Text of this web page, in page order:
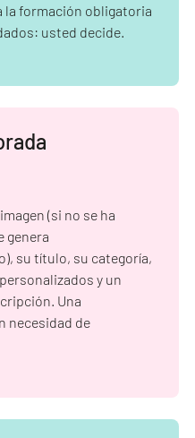
la formación obligatoria
usted decide.
(si no se ha
genera
su título, su categoría,
y un
Una
necesidad de